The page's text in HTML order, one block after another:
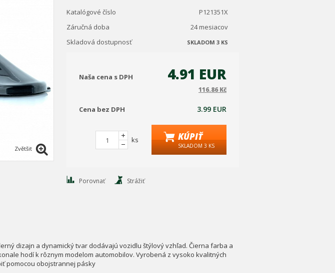
Zvětšit
Katalógové číslo
P121351X
Záručná doba
24 mesiacov
Skladová dostupnosť
SKLADOM 3 KS
Naša cena s DPH 4.91 EUR
116.86 Kč
Cena bez DPH 3.99 EUR
ks KÚPIŤ
SKLADOM 3 KS
Porovnať Strážiť
dizajn a dynamický tvar dodávajú vozidlu štýlový vzhľad. Čierna farba a
hodí k rôznym modelom automobilov. Vyrobená z vysoko kvalitných
pomocou obojstrannej pásky